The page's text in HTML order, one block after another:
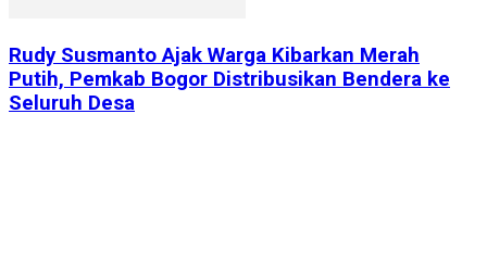
Rudy Susmanto Ajak Warga Kibarkan Merah
Putih, Pemkab Bogor Distribusikan Bendera ke
Seluruh Desa